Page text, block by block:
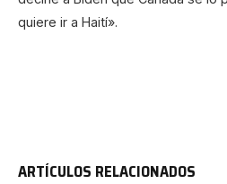
quiere ir a Haití».
ARTÍCULOS RELACIONADOS